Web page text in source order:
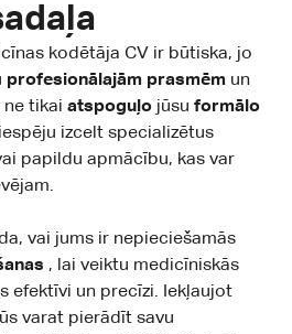
kodētāja CV ir būtiska, jo
profesionālajām prasmēm un
ne tikai atspoguļo jūsu formālo
izcelt specializētus
papildu apmācību, kas var
vai jums ir nepieciešamās
, lai veiktu medicīniskās
efektīvi un precīzi. Iekļaujot
varat pierādīt savu